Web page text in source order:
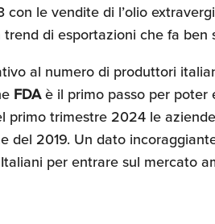
le vendite di l’olio
trend di esportazioni che fa
al numero di produttori
FDAè il primo passo per poter
primo trimestre 2024 le
del 2019. Un dato
per entrare sul mercato